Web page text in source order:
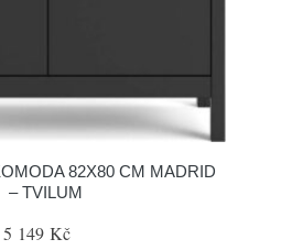
82X80 CM MADRID
– TVILUM
5 149 Kč